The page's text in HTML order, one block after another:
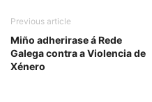
Previous article
Miño adherirase á Rede
Galega contra a Violencia de
Xénero